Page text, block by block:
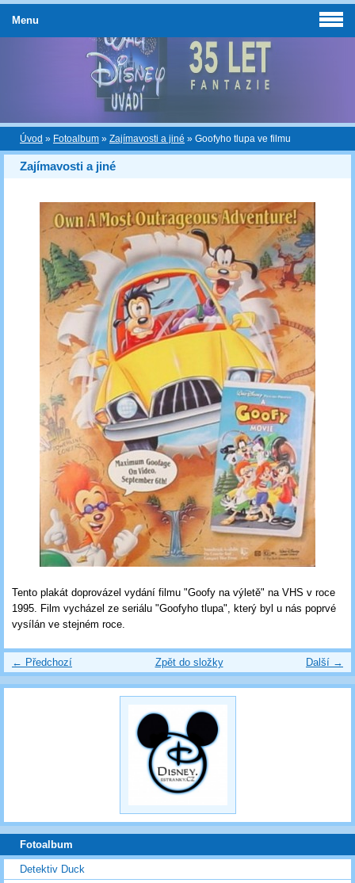
Úvod » Fotoalbum » Zajímavosti a jiné » Goofyho tlupa ve filmu
Zajímavosti a jiné
Tento plakát doprovázel vydání filmu "Goofy na výletě" na VHS v roce
1995. Film vycházel ze seriálu "Goofyho tlupa", který byl u nás poprvé
vysílán ve stejném roce.
← Předchozí Další →
Zpět do složky
Menu
Fotoalbum
Detektiv Duck